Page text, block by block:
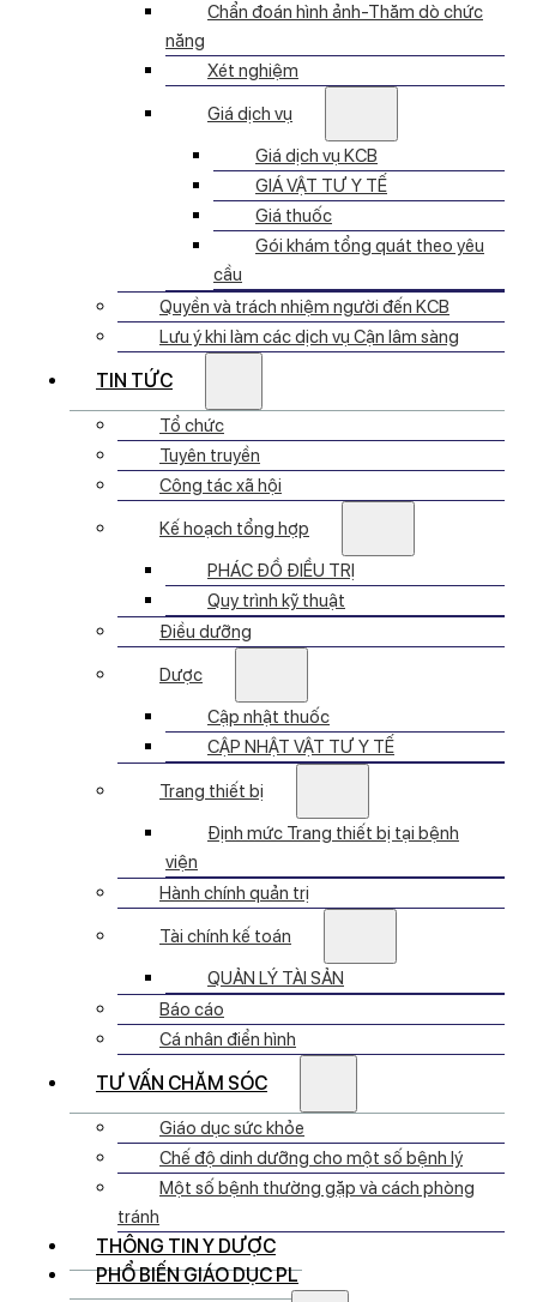
Chẩn đoán hình ảnh-Thăm dò chức
năng
Xét nghiệm
Giá dịch vụ
Giá dịch vụ KCB
GIÁ VẬT TƯ Y TẾ
Giá thuốc
Gói khám tổng quát theo yêu
cầu
Quyền và trách nhiệm người đến KCB
Lưu ý khi làm các dịch vụ Cận lâm sàng
TIN TỨC
Tổ chức
Tuyên truyền
Công tác xã hội
Kế hoạch tổng hợp
PHÁC ĐỒ ĐIỀU TRỊ
Quy trình kỹ thuật
Điều dưỡng
Dược
Cập nhật thuốc
CẬP NHẬT VẬT TƯ Y TẾ
Trang thiết bị
Định mức Trang thiết bị tại bệnh
viện
Hành chính quản trị
Tài chính kế toán
QUẢN LÝ TÀI SẢN
Báo cáo
Cá nhân điển hình
TƯ VẤN CHĂM SÓC
Giáo dục sức khỏe
Chế độ dinh dưỡng cho một số bệnh lý
Một số bệnh thường gặp và cách phòng
tránh
THÔNG TIN Y DƯỢC
PHỔ BIẾN GIÁO DỤC PL